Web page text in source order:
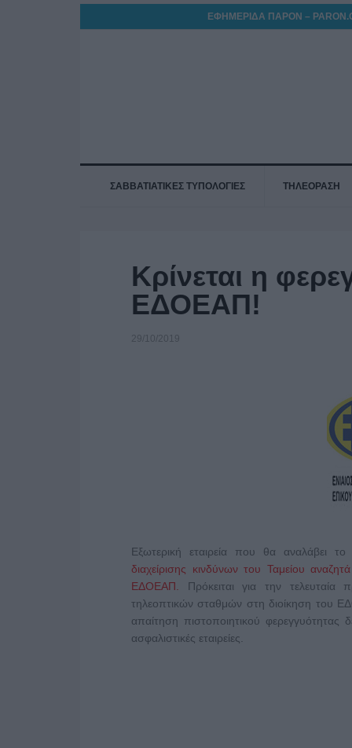
ΕΦΗΜΕΡΙΔΑ ΠΑΡΟΝ –
ΣΑΒΒΑΤΙΑΤΙΚΕΣ ΤΥΠΟΛΟΓΙΕΣ ΤΗΛΕΟΡΑΣΗ
Κρίνεται η
ΕΔΟΕΑΠ!
29/10/2019
Εξωτερική εταιρεία που θα αναλάβει
διαχείρισης κινδύνων του Ταμείου
ΕΔΟΕΑΠ.
Πρόκειται για την
τηλεοπτικών σταθμών στη διοίκηση του
απαίτηση πιστοποιητικού φερεγγυότητας
ασφαλιστικές εταιρείες.